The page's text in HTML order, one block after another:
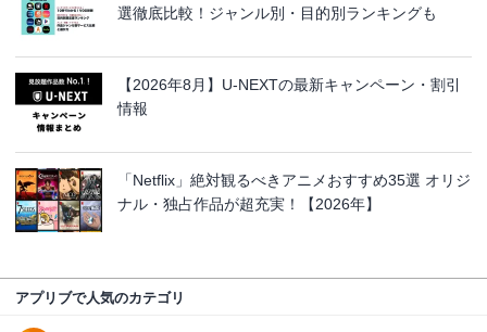
選徹底比較！ジャンル別・目的別ランキングも
【2026年8月】U-NEXTの最新キャンペーン・割引
情報
「Netflix」絶対観るべきアニメおすすめ35選 オリジ
ナル・独占作品が超充実！【2026年】
アプリブで人気のカテゴリ